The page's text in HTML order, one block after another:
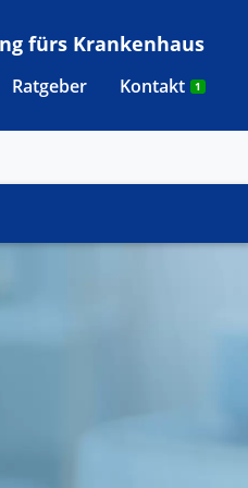
Ratgeber Kontakt 1
fürs Krankenhaus